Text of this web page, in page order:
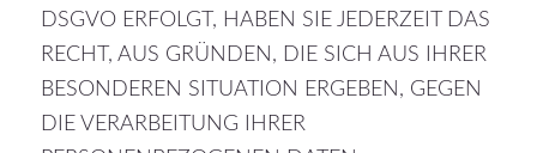
DSGVO ERFOLGT, HABEN SIE JEDERZEIT DAS
RECHT, AUS GRÜNDEN, DIE SICH AUS IHRER
BESONDEREN SITUATION ERGEBEN, GEGEN
DIE VERARBEITUNG IHRER